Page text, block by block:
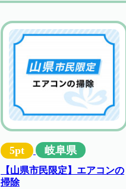
5pt 岐阜県
【山県市民限定】エアコンの
掃除